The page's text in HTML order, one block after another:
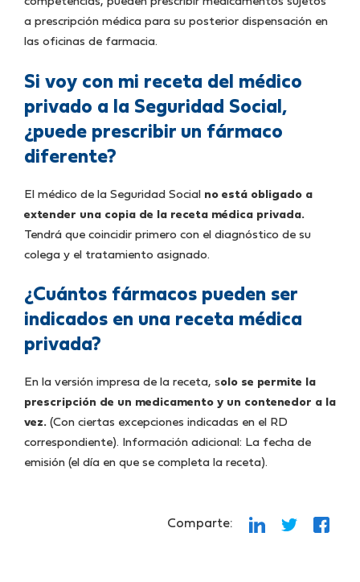
competencias, pueden prescribir medicamentos sujetos
a prescripción médica para su posterior dispensación en
las oficinas de farmacia.
Si voy con mi receta del médico
privado a la Seguridad Social,
¿puede prescribir un fármaco
diferente?
El médico de la Seguridad Social no está obligado a
extender una copia de la receta médica privada.
Tendrá que coincidir primero con el diagnóstico de su
colega y el tratamiento asignado.
¿Cuántos fármacos pueden ser
indicados en una receta médica
privada?
En la versión impresa de la receta, solo se permite la
prescripción de un medicamento y un contenedor a la
vez. (Con ciertas excepciones indicadas en el RD
correspondiente). Información adicional: La fecha de
emisión (el día en que se completa la receta).
Comparte: